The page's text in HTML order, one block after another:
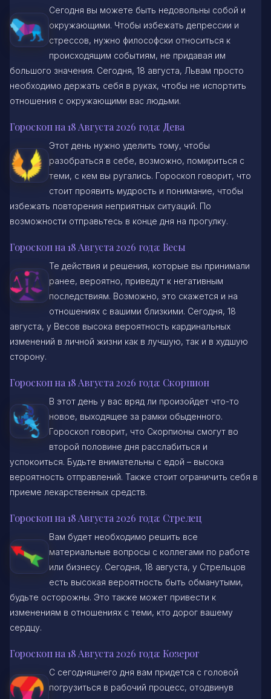
Сегодня вы можете быть недовольны собой и
окружающими. Чтобы избежать депрессии и
стрессов, нужно философски относиться к
происходящим событиям, не придавая им
большого значения. Сегодня, 18 августа, Львам просто
необходимо держать себя в руках, чтобы не испортить
отношения с окружающими вас людьми.
Гороскоп на 18 Августа 2026 года: Дева
Этот день нужно уделить тому, чтобы
разобраться в себе, возможно, помириться с
теми, с кем вы ругались. Гороскоп говорит, что
стоит проявить мудрость и понимание, чтобы
избежать повторения неприятных ситуаций. По
возможности отправьтесь в конце дня на прогулку.
Гороскоп на 18 Августа 2026 года: Весы
Те действия и решения, которые вы принимали
ранее, вероятно, приведут к негативным
последствиям. Возможно, это скажется и на
отношениях с вашими близкими. Сегодня, 18
августа, у Весов высока вероятность кардинальных
изменений в личной жизни как в лучшую, так и в худшую
сторону.
Гороскоп на 18 Августа 2026 года: Скорпион
В этот день у вас вряд ли произойдет что-то
новое, выходящее за рамки обыденного.
Гороскоп говорит, что Скорпионы смогут во
второй половине дня расслабиться и
успокоиться. Будьте внимательны с едой – высока
вероятность отправлений. Также стоит ограничить себя в
приеме лекарственных средств.
Гороскоп на 18 Августа 2026 года: Стрелец
Вам будет необходимо решить все
материальные вопросы с коллегами по работе
или бизнесу. Сегодня, 18 августа, у Стрельцов
есть высокая вероятность быть обманутыми,
будьте осторожны. Это также может привести к
изменениям в отношениях с теми, кто дорог вашему
сердцу.
Гороскоп на 18 Августа 2026 года: Козерог
С сегодняшнего дня вам придется с головой
погрузиться в рабочий процесс, отодвинув